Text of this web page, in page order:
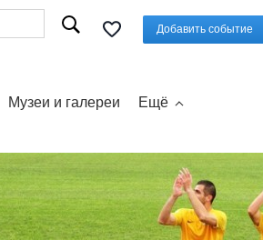
Добавить событие
Музеи и галереи Ещё